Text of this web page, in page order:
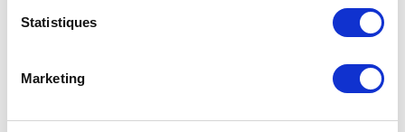
Statistiques
Marketing